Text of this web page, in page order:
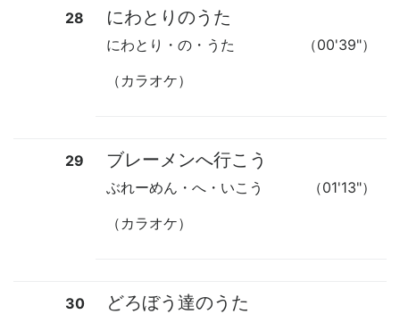
28 にわとりのうた
（00'39"）
にわとり・の・うた
（カラオケ）
29 ブレーメンへ行こう
（01'13"）
ぶれーめん・へ・いこう
（カラオケ）
30 どろぼう達のうた